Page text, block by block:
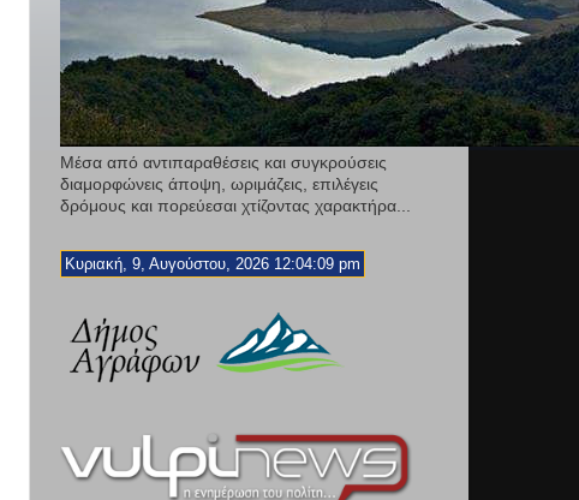
Μέσα από αντιπαραθέσεις και συγκρούσεις
διαμορφώνεις άποψη, ωριμάζεις, επιλέγεις
δρόμους και πορεύεσαι χτίζοντας χαρακτήρα...
Κυριακή, 9, Αυγούστου, 2026 12:04:11 pm